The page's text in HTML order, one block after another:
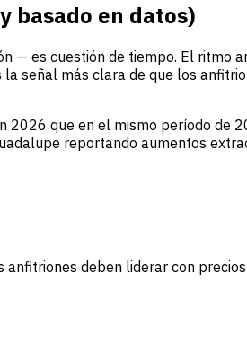
basado en datos)
— es cuestión de tiempo. El ritmo
señal más clara de que los
que en el mismo período de
reportando aumentos
deben liderar con